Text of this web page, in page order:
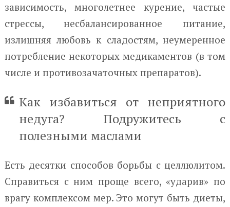
зависимость, многолетнее курение, частые
стрессы, несбалансированное питание,
излишняя любовь к сладостям, неумеренное
потребление некоторых медикаментов (в том
числе и противозачаточных препаратов).
Как избавиться от неприятного
недуга? Подружитесь с
полезными маслами
Есть десятки способов борьбы с целлюлитом.
Справиться с ним проще всего, «ударив» по
врагу комплексом мер. Это могут быть диеты,